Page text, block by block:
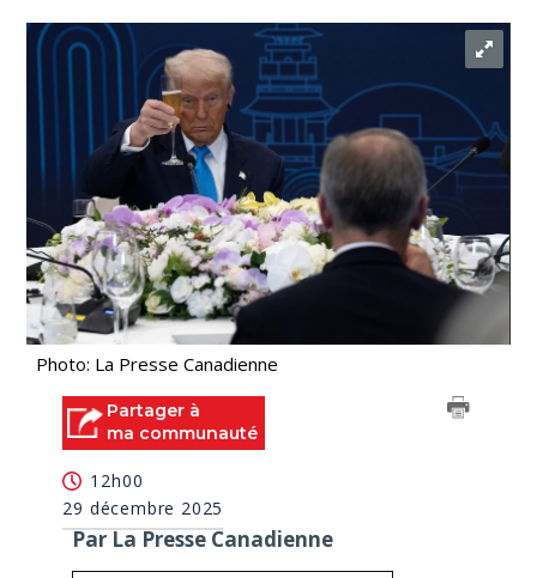
Photo: La Presse Canadienne
Partager à
ma communauté
12h00
29 décembre 2025
Par La Presse Canadienne